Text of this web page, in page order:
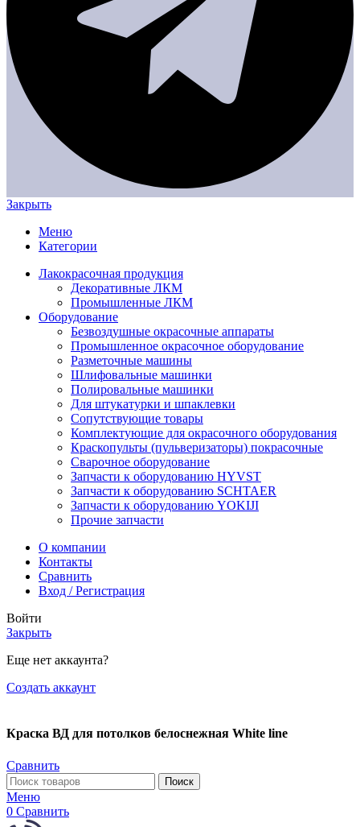
Закрыть
Меню
Категории
Лакокрасочная продукция
Декоративные ЛКМ
Промышленные ЛКМ
Оборудование
Безвоздушные окрасочные аппараты
Промышленное окрасочное оборудование
Разметочные машины
Шлифовальные машинки
Полировальные машинки
Для штукатурки и шпаклевки
Сопутствующие товары
Комплектующие для окрасочного оборудования
Краскопульты (пульверизаторы) покрасочные
Сварочное оборудование
Запчасти к оборудованию HYVST
Запчасти к оборудованию SCHTAER
Запчасти к оборудованию YOKIJI
Прочие запчасти
О компании
Контакты
Сравнить
Вход / Регистрация
Войти
Закрыть
Еще нет аккаунта?
Создать аккаунт
Краска ВД для потолков белоснежная White line
Сравнить
Поиск
Меню
0 Сравнить